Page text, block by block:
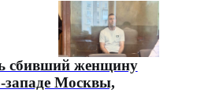
сбивший женщину
западе Москвы,